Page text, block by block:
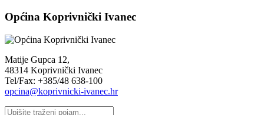
Općina Koprivnički Ivanec
Matije Gupca 12,
48314 Koprivnički Ivanec
Tel/Fax: +385/48 638-100
opcina@koprivnicki-ivanec.hr